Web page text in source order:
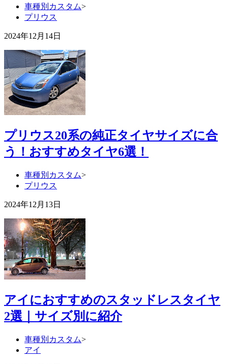
車種別カスタム>
プリウス
2024年12月14日
プリウス20系の純正タイヤサイズに合
う！おすすめタイヤ6選！
車種別カスタム>
プリウス
2024年12月13日
アイにおすすめのスタッドレスタイヤ
2選｜サイズ別に紹介
車種別カスタム>
アイ